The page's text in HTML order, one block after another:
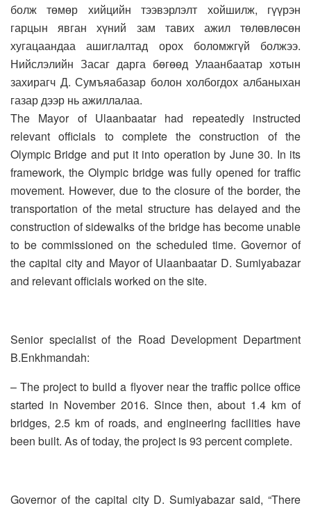
болж төмөр хийцийн тээвэрлэлт хойшилж, гүүрэн
гарцын явган хүний зам тавих ажил төлөвлөсөн
хугацаандаа ашиглалтад орох боломжгүй болжээ.
Нийслэлийн Засаг дарга бөгөөд Улаанбаатар хотын
захирагч Д. Сумъяабазар болон холбогдох албаныхан
газар дээр нь ажиллалаа.
The Mayor of Ulaanbaatar had repeatedly instructed
relevant officials to complete the construction of the
Olympic Bridge and put it into operation by June 30. In its
framework, the Olympic bridge was fully opened for traffic
movement. However, due to the closure of the border, the
transportation of the metal structure has delayed and the
construction of sidewalks of the bridge has become unable
to be commissioned on the scheduled time. Governor of
the capital city and Mayor of Ulaanbaatar D. Sumiyabazar
and relevant officials worked on the site.
Senior specialist of the Road Development Department
B.Enkhmandah:
– The project to build a flyover near the traffic police office
started in November 2016. Since then, about 1.4 km of
bridges, 2.5 km of roads, and engineering facilities have
been built. As of today, the project is 93 percent complete.
Governor of the capital city D. Sumiyabazar said, “There